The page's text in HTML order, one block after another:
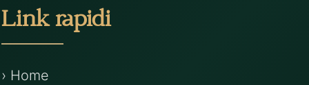
Link rapidi
› Home